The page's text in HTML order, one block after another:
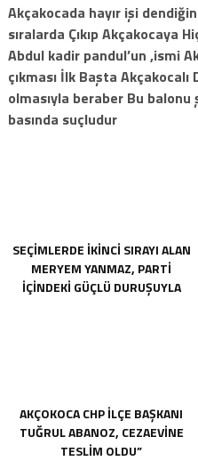
Akçakocada hayır işi
sıralarda Çıkıp Akçakocaya
Abdul kadir pandul’un ,ismi
çıkması İlk Başta
olmasıyla beraber Bu balonu
basında suçludur
SEÇIMLERDE IKINCI SIRAYI ALAN
MERYEM YANMAZ, PARTI
IÇINDEKI GÜÇLÜ DURUŞUYLA
AKÇOKOCA CHP İLÇE BAŞKANI
TUĞRUL ABANOZ, CEZAEVİNE
TESLİM OLDU”